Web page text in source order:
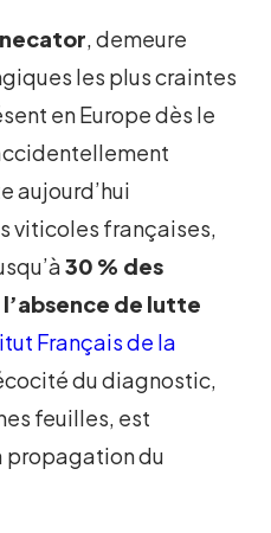
, demeure
les plus craintes
en Europe dès le
aujourd’hui
viticoles françaises,
30 % des
de lutte
Français de la
du diagnostic,
feuilles, est
propagation du